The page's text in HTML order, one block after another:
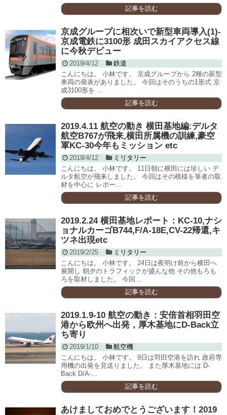
記事を読む
京成グループに相次いで新型車両導入(1)-
京成電鉄に3100形 成田スカイアクセス線
に今秋デビュー
2019/4/12
鉄道
こんにちは。 小林です。 京成グループから 2種の新型
車両の発表がありました。 今回はそのうちの1形式 京
成3100形を ...
記事を読む
2019.4.11 航空の動き 横田基地編:デルタ
航空B767が飛来,横田所属機の訓練,豪空
軍KC-30今年もミッション etc
2019/4/12
ミリタリー
こんにちは。 小林です。 11日朝に横田には珍しい デ
ルタ航空が飛来しました。 今回はその模様を筆者の取
材を中心に レポー...
記事を読む
2019.2.24 横田基地レポート：KC-10,ナシ
ョナルカーゴB744,F/A-18E,CV-22帰還,キ
ツネ出現etc
2019/2/25
ミリタリー
こんにちは。 小林です。 24日は夜明け前から横田へ
展開し 朝夕のトラフィックが盛んな他 その他もろも
ろを取材しました。 今回...
記事を読む
2019.1.9-10 航空の動き：安倍首相羽田空
港から欧州へ出発，厚木基地にD-Back立
ち寄り
2019/1/10
航空機
こんにちは。 小林です。 9日は羽田空港を訪れ 政府専
用機の出発を見送りました。 また厚木基地には D-
Back D/A-...
記事を読む
あけましておめでとうございます！2019